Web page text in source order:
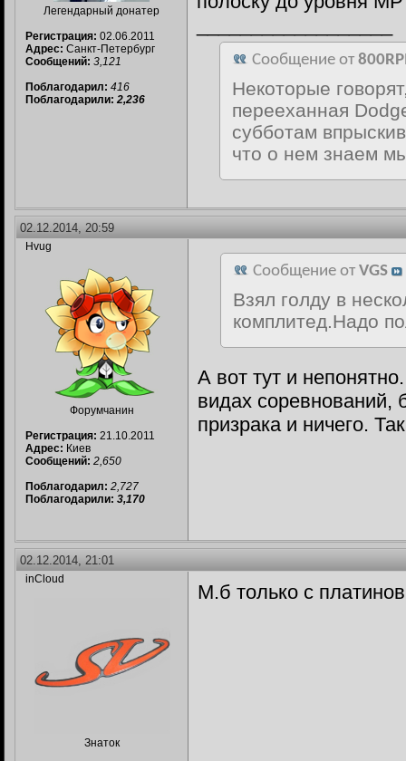
Легендарный донатер
Регистрация: 02.06.2011
Адрес: Санкт-Петербург
Сообщений: 3,121
Поблагодарил: 416
Поблагодарили: 2,236
Сообщение от
Некоторые
перееханная
субботам
что о нем знаем
02.12.2014, 20:59
Hvug
Форумчанин
Регистрация: 21.10.2011
Адрес: Киев
Сообщений: 2,650
Поблагодарил: 2,727
Поблагодарили: 3,170
Сообщение от VGS
Взял голду в
комплитед.Надо
А вот тут и
видах соревнований,
призрака и ничего.
02.12.2014, 21:01
inCloud
Знаток
М.б только с